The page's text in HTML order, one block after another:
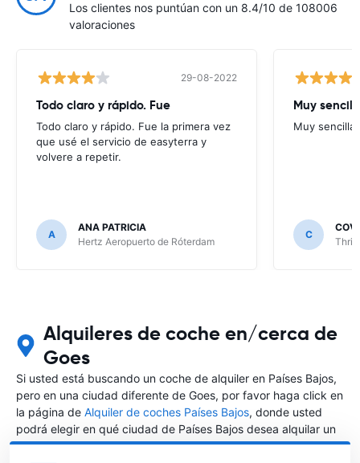
Los clientes nos puntúan con un 8.4/10 de 108006
valoraciones
29-08-2022
Todo claro y rápido. Fue
Todo claro y rápido. Fue la primera vez
que usé el servicio de easyterra y
volvere a repetir.
A
ANA PATRICIA
Hertz Aeropuerto de Róterdam
Muy
Muy sencilla
C
Alquileres de coche en/cerca de
Goes
Si usted está buscando un coche de alquiler en Países Bajos,
pero en una ciudad diferente de Goes, por favor haga click en
la página de Alquiler de coches Países Bajos, donde usted
podrá elegir en qué ciudad de Países Bajos desea alquilar un
coche.